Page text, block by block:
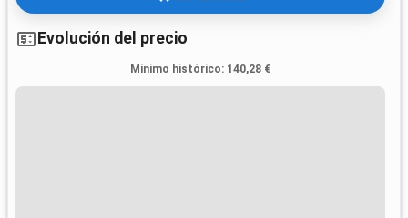
Evolución del precio
Mínimo histórico: 140,28 €